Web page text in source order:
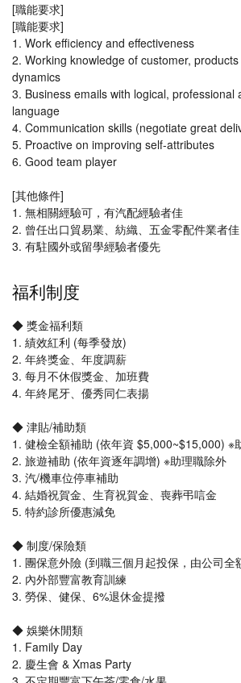
[職能要求]
[職能要求]
1. Work efficiency and effectiveness
2. Working knowledge of customer,
dynamics
3. Business emails with logical, professional
language
4. Communication skills (negotiate great
5. Proactive on improving self-attributes
6. Good team player
[其他條件]
1. 無相關經驗可，有汽配經驗者佳
2. 曾任出口貿易業、紡織、五金零配件業者佳
3. 有駐國外或留學經驗者優先
福利制度
◆ 獎金福利類
1. 績效紅利 (每季發放)
2. 年終獎金、年度調薪
3. 每月不休假獎金、加班費
4. 年終尾牙、優秀同仁表揚
◆ 津貼/補助類
1. 健檢全額補助 (依年資 $5,000~$15,000) ※
2. 旅遊補助 (依年資逐年調增) ※助理職除外
3. 汽/機車位停車補助
4. 結婚祝賀金、生育祝賀金、喪葬弔唁金
5. 特約診所優惠減免
◆ 制度/保險類
1. 團保意外險 (到職三個月起投保，由公司全
2. 內外部豐富教育訓練
3. 勞保、健保、6%退休金提撥
◆ 娛樂休閒類
1. Family Day
2. 慶生會 & Xmas Party